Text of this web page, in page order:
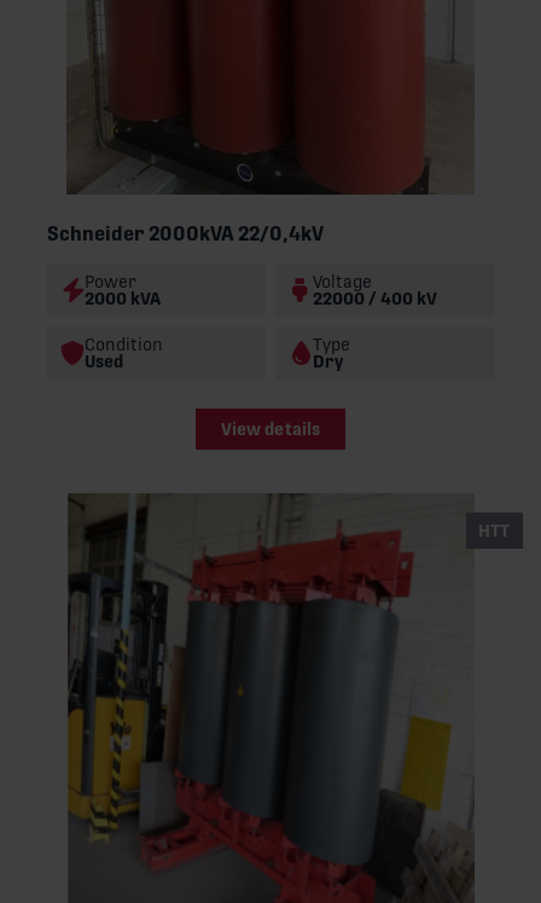
Schneider 2000kVA 22/0,4kV
Power
2000 kVA
Voltage
22000 / 400 kV
Condition
Used
Type
Dry
View details
HTT